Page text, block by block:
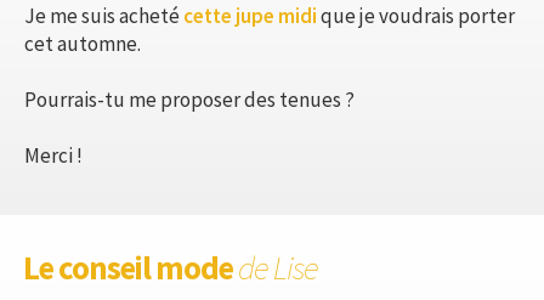
Je me suis achetécette jupe midique je voudrais porter
cet automne.
Pourrais-tu me proposer des tenues ?
Merci !
Le conseil modede Lise